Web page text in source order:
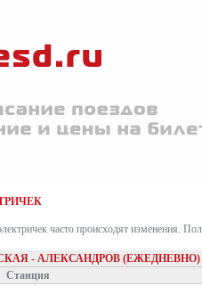
часто происходят изменения.
- АЛЕКСАНДРОВ (ЕЖЕДНЕВНО)
Станция